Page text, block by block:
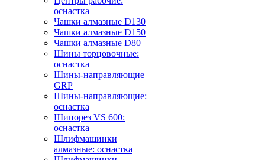
оснастка
Чашки алмазные D130
Чашки алмазные D150
Чашки алмазные D80
Шины торцовочные:
оснастка
Шины-направляющие
GRP
Шины-направляющие:
оснастка
Шипорез VS 600:
оснастка
Шлифмашинки
алмазные: оснастка